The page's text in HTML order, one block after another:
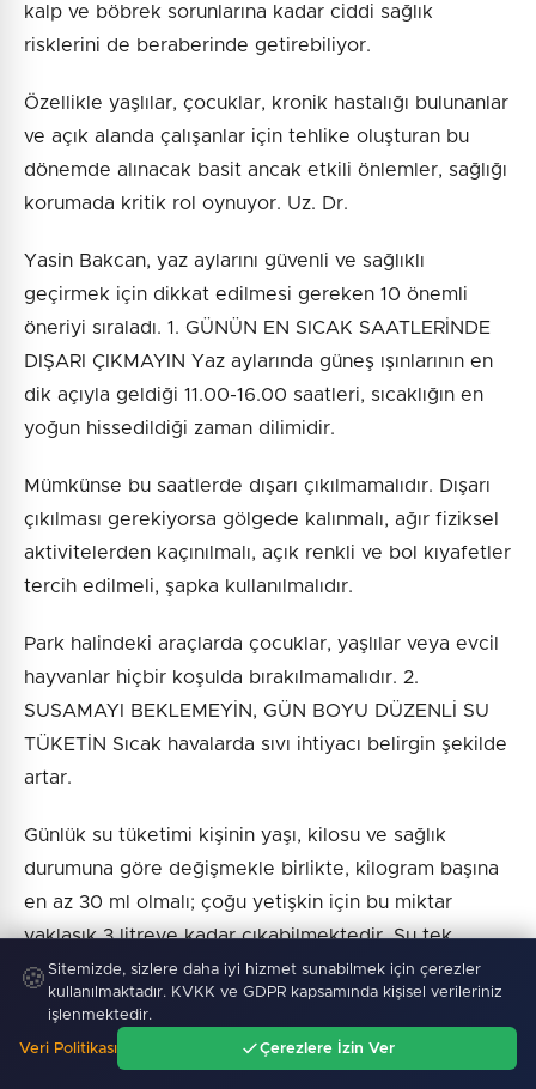
kalp ve böbrek sorunlarına kadar ciddi sağlık
risklerini de beraberinde getirebiliyor.
Özellikle yaşlılar, çocuklar, kronik hastalığı bulunanlar
ve açık alanda çalışanlar için tehlike oluşturan bu
dönemde alınacak basit ancak etkili önlemler, sağlığı
korumada kritik rol oynuyor. Uz. Dr.
Yasin Bakcan, yaz aylarını güvenli ve sağlıklı
geçirmek için dikkat edilmesi gereken 10 önemli
öneriyi sıraladı. 1. GÜNÜN EN SICAK SAATLERİNDE
DIŞARI ÇIKMAYIN Yaz aylarında güneş ışınlarının en
dik açıyla geldiği 11.00-16.00 saatleri, sıcaklığın en
yoğun hissedildiği zaman dilimidir.
Mümkünse bu saatlerde dışarı çıkılmamalıdır. Dışarı
çıkılması gerekiyorsa gölgede kalınmalı, ağır fiziksel
aktivitelerden kaçınılmalı, açık renkli ve bol kıyafetler
tercih edilmeli, şapka kullanılmalıdır.
Park halindeki araçlarda çocuklar, yaşlılar veya evcil
hayvanlar hiçbir koşulda bırakılmamalıdır. 2.
SUSAMAYI BEKLEMEYİN, GÜN BOYU DÜZENLİ SU
TÜKETİN Sıcak havalarda sıvı ihtiyacı belirgin şekilde
artar.
Günlük su tüketimi kişinin yaşı, kilosu ve sağlık
durumuna göre değişmekle birlikte, kilogram başına
en az 30 ml olmalı; çoğu yetişkin için bu miktar
yaklaşık 3 litreye kadar çıkabilmektedir. Su tek
seferde değil, gün içine yayılarak tüketilmelidir.
Susamayı beklemek ise vücudun sıvı kaybetmeye
başladığının önemli bir göstergesidir. 3. SICAK
🍪 Sitemizde, sizlere daha iyi hizmet sunabilmek için çerezler
kullanılmaktadır. KVKK ve GDPR kapsamında kişisel verileriniz
işlenmektedir.
Veri Politikası Çerezlere İzin Ver
Gündem Ara Menü